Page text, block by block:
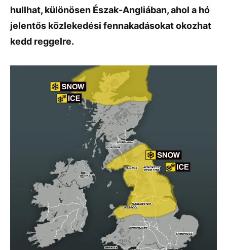
hullhat, különösen Észak-Angliában, ahol a hó
jelentős közlekedési fennakadásokat okozhat
kedd reggelre.